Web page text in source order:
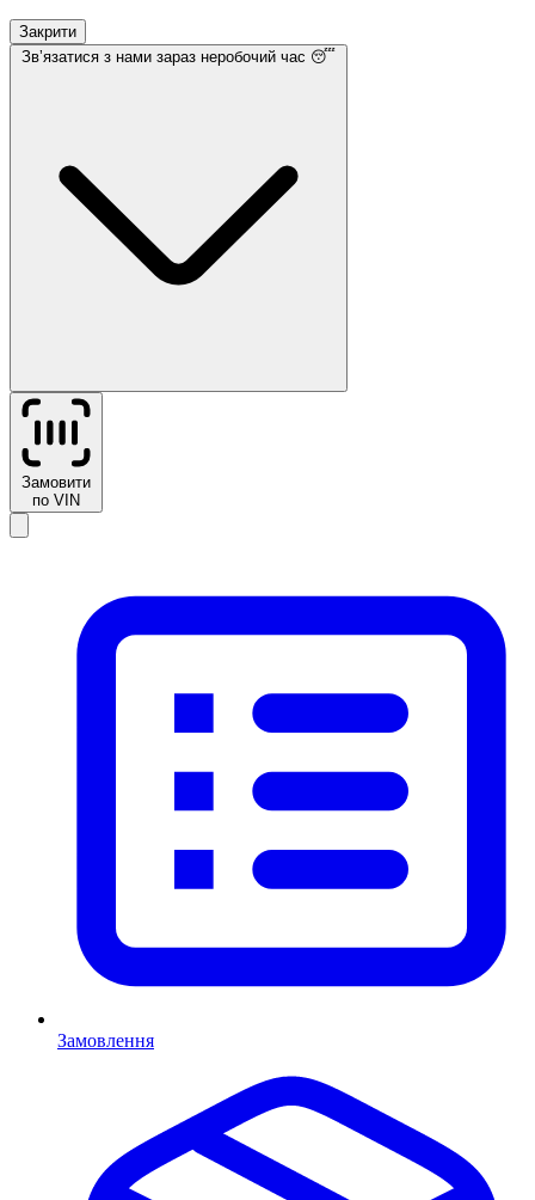
Закрити
Звʼязатися з нами зараз неробочий час 😴
Замовити
по VIN
Замовлення